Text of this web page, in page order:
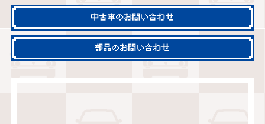
中古車のお問い合わせ
部品のお問い合わせ